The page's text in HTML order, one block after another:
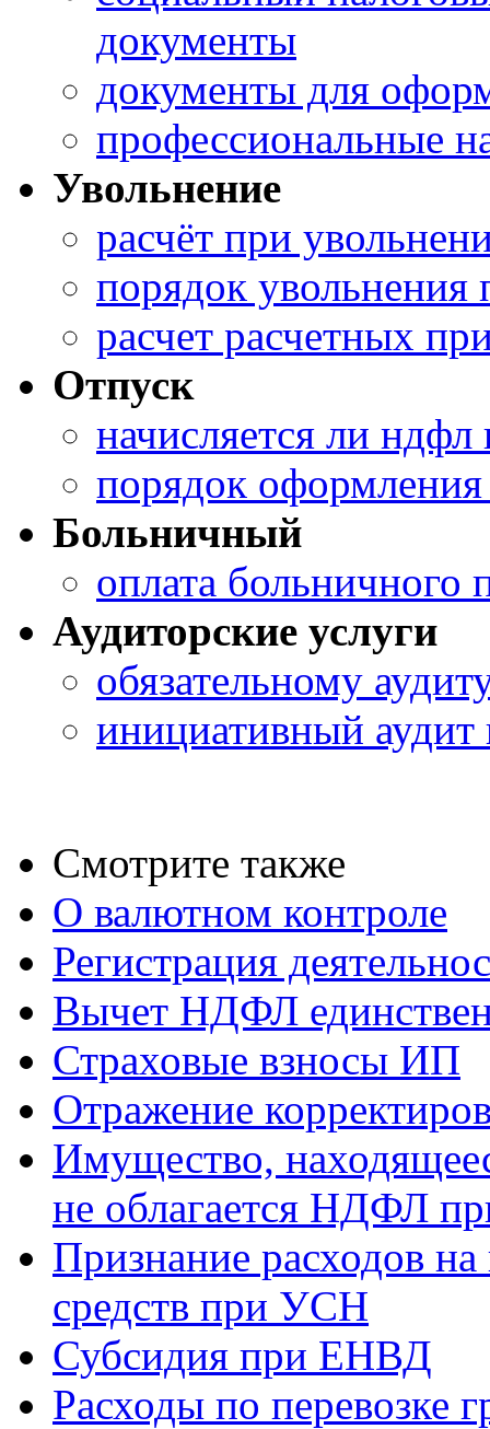
документы
документы для
профессиональные
Увольнение
расчёт при
порядок
расчет расчетных
Отпуск
начисляется ли
порядок оформления
Больничный
оплата больничного
Аудиторские услуги
обязательному
инициативный аудит
Смотрите также
О валютном контроле
Регистрация
Вычет НДФЛ
Страховые взносы ИП
Отражение
Имущество,
не облагается НДФЛ
Признание расходов
средств при УСН
Субсидия при ЕНВД
Расходы по перевозке